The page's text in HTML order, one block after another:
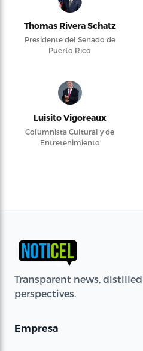
Thomas Rivera Schatz
Presidente del Senado de
Puerto Rico
Luisito Vigoreaux
Columnista Cultural y de
Entretenimiento
Transparent news,
perspectives.
Empresa